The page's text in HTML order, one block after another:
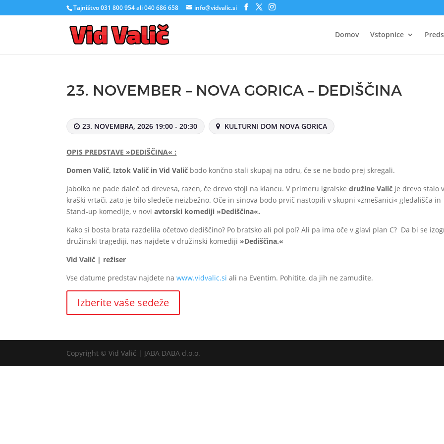
Tajništvo 031 800 954 ali 040 686 658 info@vidvalic.si
Domov Vstopnice
23. NOVEMBER – NOVA GORICA – DEDIŠČINA
23. NOVEMBRA, 2026 19:00 - 20:30 KULTURNI DOM NOVA GORICA
OPIS PREDSTAVE »DEDIŠČINA« :
Domen Valič, Iztok Valič in Vid Valič bodo končno stali skupaj na odru, če se ne bodo prej skregali.
Jabolko ne pade daleč od drevesa, razen, če drevo stoji na klancu. V primeru igralskedružine Valič je drevo stalo
kraški vrtači, zato je bilo sledeče neizbežno. Oče in sinova bodo prvič nastopili v skupni »zmešanici« gledališča in
Stand-up komedije, v noviavtorski komediji »Dediščina«.
Kako si bosta brata razdelila očetovo dediščino? Po bratsko ali pol pol? Ali pa ima oče v glavi plan C? Da bi se
družinski tragediji, nas najdete v družinski komediji »Dediščina.«
Vid Valič | režiser
Vse datume predstav najdete nawww.vidvalic.si ali na Eventim. Pohitite, da jih ne zamudite.
Izberite vaše sedeže
Copyright © Vid Valič | JABA DABA d.o.o.